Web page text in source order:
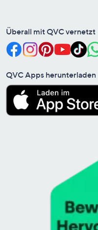
Überall mit QVC vernetzt
QVC Apps herunterladen